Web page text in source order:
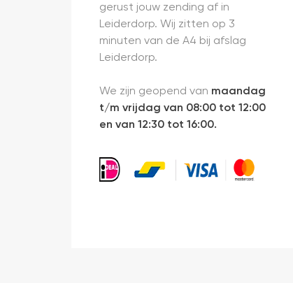
gerust jouw zending af in
Leiderdorp. Wij zitten op 3
minuten van de A4 bij afslag
Leiderdorp.
We zijn geopend van maandag
t/m vrijdag van 08:00 tot 12:00
en van 12:30 tot 16:00.